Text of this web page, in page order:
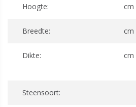
Hoogte: cm
Breedte: cm
Dikte: cm
Steensoort: